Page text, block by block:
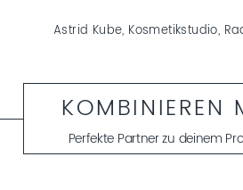
Astrid Kube, Kosmetikstudio,
KOMBINIEREN
Perfekte Partner zu deinem